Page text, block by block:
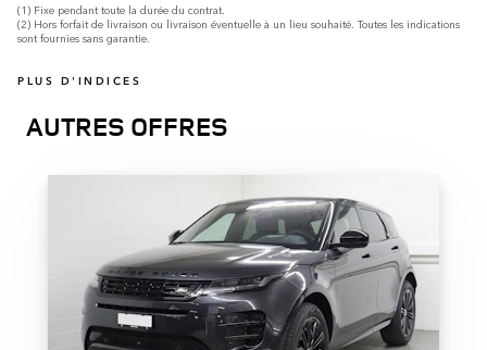
(1) Fixe pendant toute la durée du contrat.
(2) Hors forfait de livraison ou livraison éventuelle à un lieu souhaité. Toutes les indications
sont fournies sans garantie.
PLUS D'INDICES
AUTRES OFFRES